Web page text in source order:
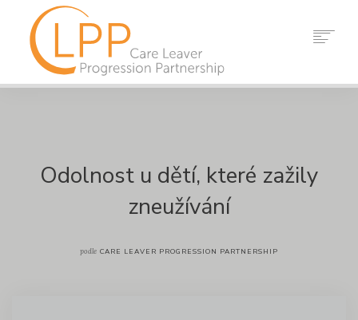
ZDROJEOdolnost u dětí, které zažily
zneužívání
podle CARE LEAVER PROGRESSION PARTNERSHIP